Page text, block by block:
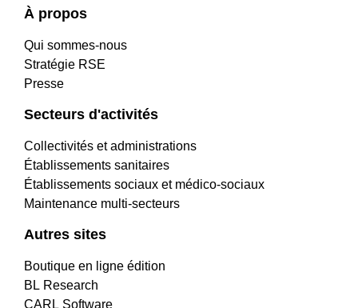
À propos
Qui sommes-nous
Stratégie RSE
Presse
Secteurs d'activités
Collectivités et administrations
Établissements sanitaires
Établissements sociaux et médico-sociaux
Maintenance multi-secteurs
Autres sites
Boutique en ligne édition
BL Research
CARL Software